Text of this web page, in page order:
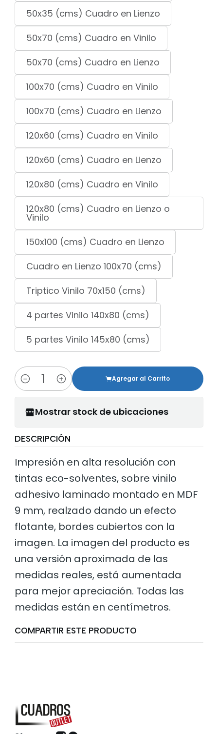
50x35 (cms) Cuadro en Lienzo
50x70 (cms) Cuadro en Vinilo
50x70 (cms) Cuadro en Lienzo
100x70 (cms) Cuadro en Vinilo
100x70 (cms) Cuadro en Lienzo
120x60 (cms) Cuadro en Vinilo
120x60 (cms) Cuadro en Lienzo
120x80 (cms) Cuadro en Vinilo
120x80 (cms) Cuadro en Lienzo o
Vinilo
150x100 (cms) Cuadro en Lienzo
Cuadro en Lienzo 100x70 (cms)
Triptico Vinilo 70x150 (cms)
4 partes Vinilo 140x80 (cms)
5 partes Vinilo 145x80 (cms)
Cantidad
Agregar al Carrito
Mostrar stock de ubicaciones
DESCRIPCIÓN
Impresión en alta resolución con
tintas eco-solventes, sobre vinilo
adhesivo laminado montado en MDF
9 mm, realzado dando un efecto
flotante, bordes cubiertos con la
imagen. La imagen del producto es
una versión aproximada de las
medidas reales, está aumentada
para mejor apreciación. Todas las
medidas están en centímetros.
COMPARTIR ESTE PRODUCTO